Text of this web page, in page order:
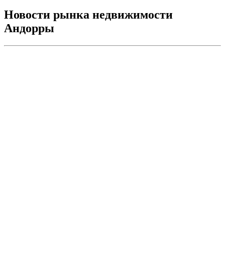
Новости рынка недвижимости
Андорры